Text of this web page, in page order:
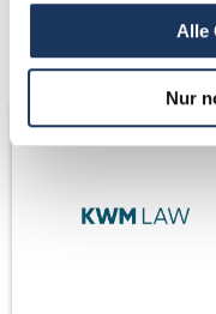
Alle
Nur
Partner